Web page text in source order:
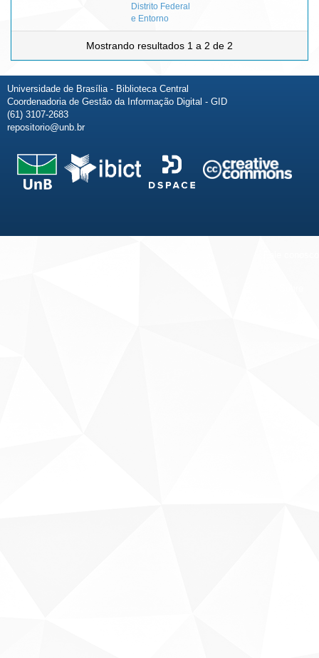
Distrito Federal
e Entorno
Mostrando resultados 1 a 2 de 2
Universidade de Brasília - Biblioteca Central
Coordenadoria de Gestão da Informação Digital - GID
(61) 3107-2683
repositorio@unb.br